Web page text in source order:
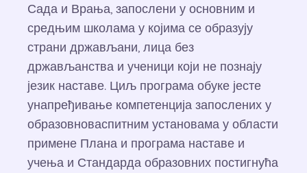
Сада и Врања, запослени у основним и
средњим школама у којима се образују
страни држављани, лица без
држављанства и ученици који не познају
језик наставе. Циљ програма обуке јесте
унапређивање компетенција запослених у
образовноваспитним установама у области
примене Плана и програма наставе и
учења и Стандарда образовних постигнућа